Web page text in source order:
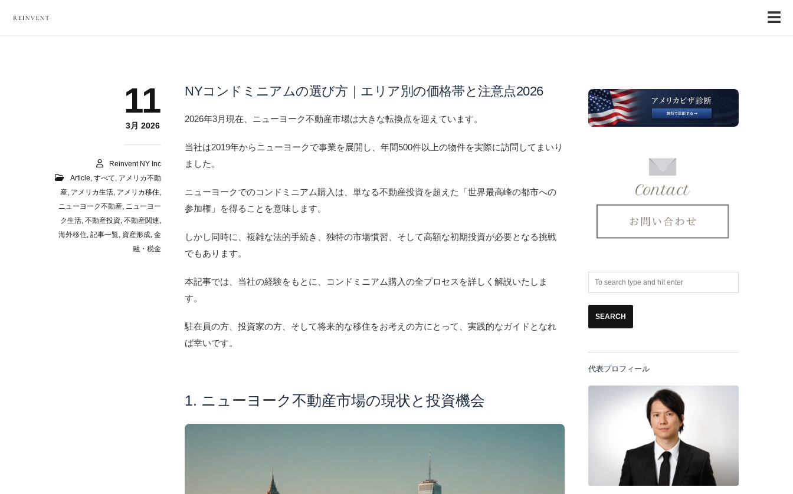
☰
11
3月 2026
Reinvent NY Inc
Article,すべて, アメリカ不動
産, アメリカ生活, アメリカ移住,
ニューヨーク不動産, ニューヨー
ク生活,不動産投資,不動産関連,
海外移住,記事一覧, 資産形成,金
融・税金
NYコンドミニアムの選び方｜エリア別の価格帯と注意点2026
2026年3月現在、ニューヨーク不動産市場は大きな転換点を迎えています。
当社は2019年からニューヨークで事業を展開し、年間500件以上の物件を実際に訪問してまいり
ました。
ニューヨークでのコンドミニアム購入は、単なる不動産投資を超えた「世界最高峰の都市への
参加権」を得ることを意味します。
しかし同時に、複雑な法的手続き、独特の市場慣習、そして高額な初期投資が必要となる挑戦
でもあります。
本記事では、当社の経験をもとに、コンドミニアム購入の全プロセスを詳しく解説いたしま
す。
駐在員の方、投資家の方、そして将来的な移住をお考えの方にとって、実践的なガイドとなれ
ば幸いです。
1. ニューヨーク不動産市場の現状と投資機会
代表プロフィール